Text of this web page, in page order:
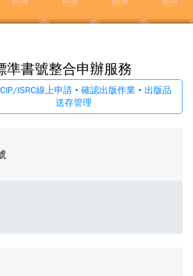
準書號整合申辦服務
ISRC線上申請 • 確認出版作業 • 出版品
送存管理